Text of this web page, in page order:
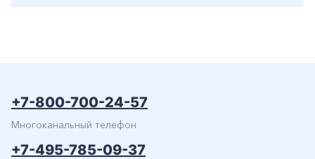
+7-800-700-24-57
Многоканальный телефон
+7-495-785-09-37